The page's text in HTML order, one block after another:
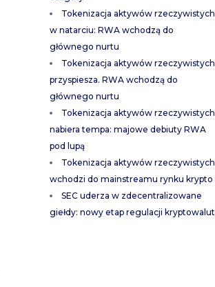
Tokenizacja aktywów rzeczywistych
w natarciu: RWA wchodzą do
głównego nurtu
Tokenizacja aktywów rzeczywistych
przyspiesza. RWA wchodzą do
głównego nurtu
Tokenizacja aktywów rzeczywistych
nabiera tempa: majowe debiuty RWA
pod lupą
Tokenizacja aktywów rzeczywistych
wchodzi do mainstreamu rynku krypto
SEC uderza w zdecentralizowane
giełdy: nowy etap regulacji kryptowalut